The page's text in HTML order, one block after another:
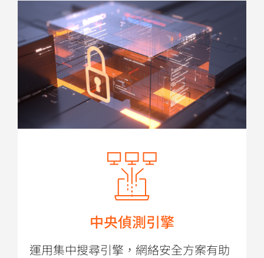
中央偵測引擎
運用集中搜尋引擎，網絡安全方案有助